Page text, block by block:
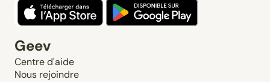
Geev
Centre d'aide
Nous rejoindre